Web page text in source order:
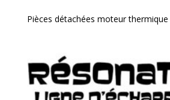
Pièces détachées moteur thermique